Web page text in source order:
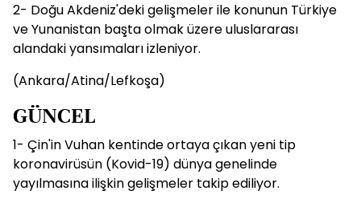
2- Doğu Akdeniz'deki gelişmeler ile konunun Türkiye
ve Yunanistan başta olmak üzere uluslararası
alandaki yansımaları izleniyor.
(Ankara/Atina/Lefkoşa)
GÜNCEL
1- Çin'in Vuhan kentinde ortaya çıkan yeni tip
koronavirüsün (Kovid-19) dünya genelinde
yayılmasına ilişkin gelişmeler takip ediliyor.